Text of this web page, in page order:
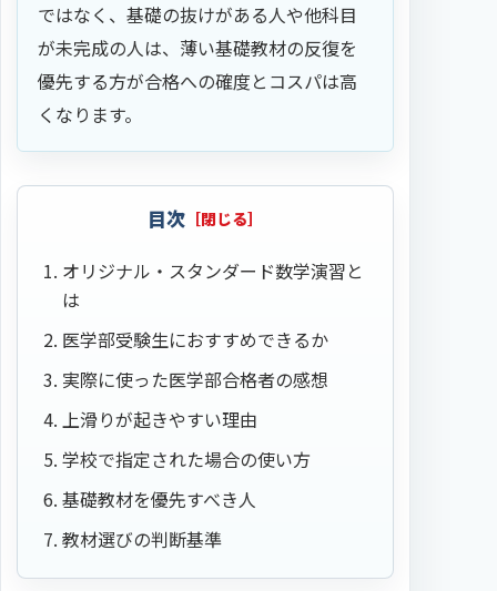
ではなく、基礎の抜けがある人や他科目
が未完成の人は、薄い基礎教材の反復を
優先する方が合格への確度とコスパは高
くなります。
目次
オリジナル・スタンダード数学演習と
は
医学部受験生におすすめできるか
実際に使った医学部合格者の感想
上滑りが起きやすい理由
学校で指定された場合の使い方
基礎教材を優先すべき人
教材選びの判断基準